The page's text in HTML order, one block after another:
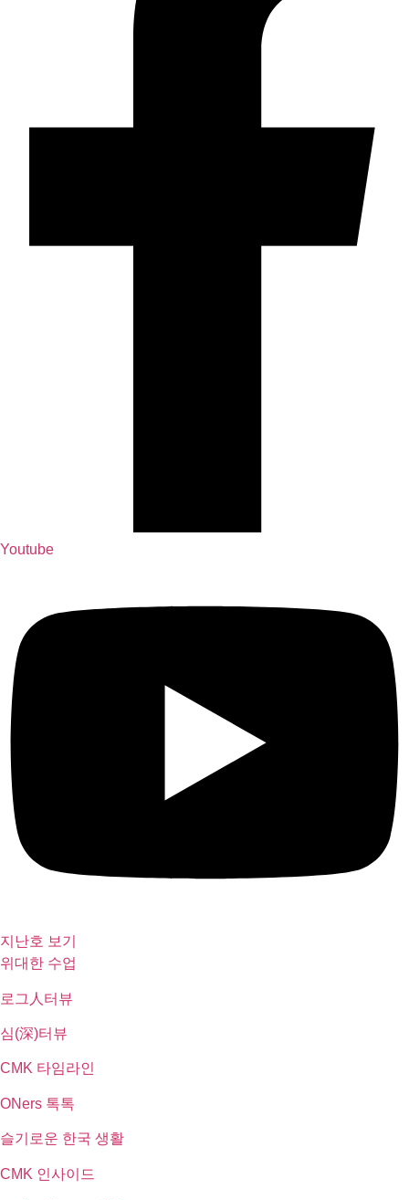
Youtube
지난호 보기
위대한 수업
로그人터뷰
심(深)터뷰
CMK 타임라인
ONers 톡톡
슬기로운 한국 생활
CMK 인사이드